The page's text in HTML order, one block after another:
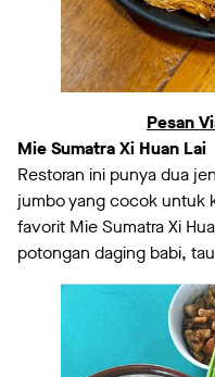
Pesan
Mie Sumatra Xi Huan Lai
Restoran ini punya dua
jumbo yang cocok untuk
favorit Mie Sumatra Xi
potongan daging babi,